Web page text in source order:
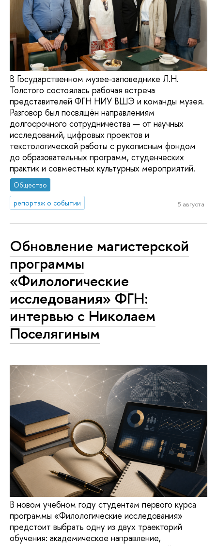
В Государственном музее-заповеднике Л.Н.
Толстого состоялась рабочая встреча
представителей ФГН НИУ ВШЭ и команды музея.
Разговор был посвящён направлениям
долгосрочного сотрудничества — от научных
исследований, цифровых проектов и
текстологической работы с рукописным фондом
до образовательных программ, студенческих
практик и совместных культурных мероприятий.
Общество
репортаж о событии
5 августа
Обновление магистерской
программы
«Филологические
исследования» ФГН:
интервью с Николаем
Поселягиным
В новом учебном году студентам первого курса
программы «Филологические исследования»
предстоит выбрать одну из двух траекторий
обучения: академическое направление,